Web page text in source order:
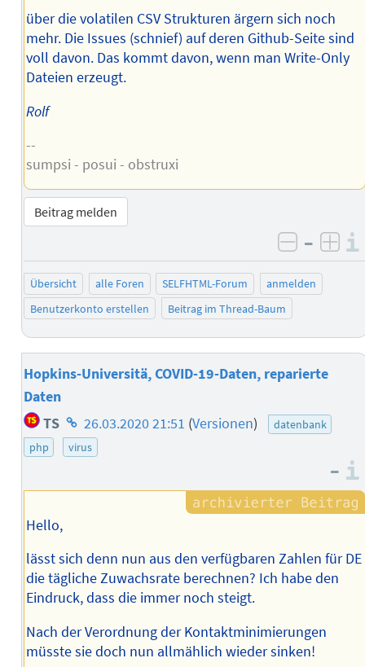
über die volatilen CSV Strukturen ärgern sich noch
mehr. Die Issues (schnief) auf deren Github-Seite sind
voll davon. Das kommt davon, wenn man Write-Only
Dateien erzeugt.
Rolf
--
sumpsi - posui - obstruxi
Beitrag melden
negativ
–
Übersicht alle Foren SELFHTML-Forum
anmelden
Benutzerkonto erstellen
Beitrag im Thread-Baum
Hopkins-Universitä, COVID-19-Daten, reparierte
Daten
TS Homepage
des
26.03.2020 21:51 (Versionen)
datenbank
php
virus
–
Hello,
lässt sich denn nun aus den verfügbaren Zahlen für DE
die tägliche Zuwachsrate berechnen? Ich habe den
Eindruck, dass die immer noch steigt.
Nach der Verordnung der Kontaktminimierungen
müsste sie doch nun allmählich wieder sinken!